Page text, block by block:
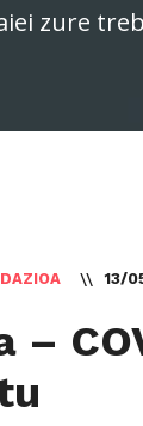
zure
13/
–